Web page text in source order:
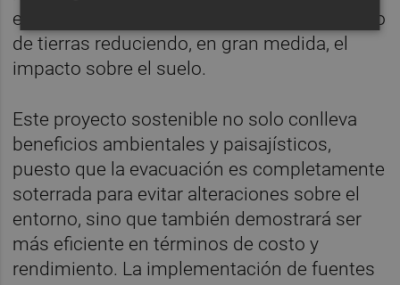
evitando el uso de hormigón y el movimiento
de tierras reduciendo, en gran medida, el
impacto sobre el suelo.
Este proyecto sostenible no solo conlleva
beneficios ambientales y paisajísticos,
puesto que la evacuación es completamente
soterrada para evitar alteraciones sobre el
entorno, sino que también demostrará ser
más eficiente en términos de costo y
rendimiento. La implementación de fuentes